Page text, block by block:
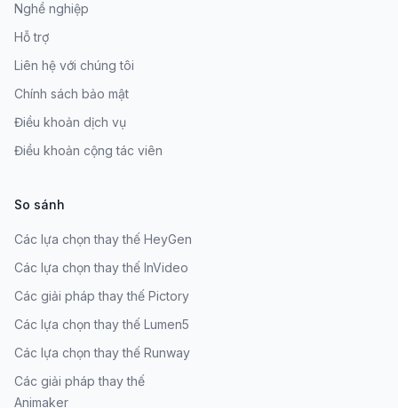
Nghề nghiệp
Hỗ trợ
Liên hệ với chúng tôi
Chính sách bảo mật
Điều khoản dịch vụ
Điều khoản cộng tác viên
So sánh
Các lựa chọn thay thế HeyGen
Các lựa chọn thay thế InVideo
Các giải pháp thay thế Pictory
Các lựa chọn thay thế Lumen5
Các lựa chọn thay thế Runway
Các giải pháp thay thế
Animaker